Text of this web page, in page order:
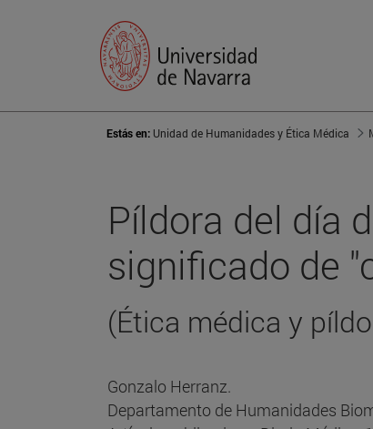
Estás en: Unidad de Humanidades y Ética Médica
Píldora del día
significado de
(Ética médica y
Gonzalo Herranz.
Departamento de Humanidades